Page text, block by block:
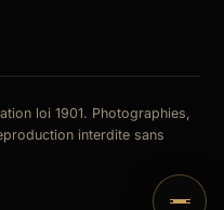
loi 1901. Photographies,
interdite sans